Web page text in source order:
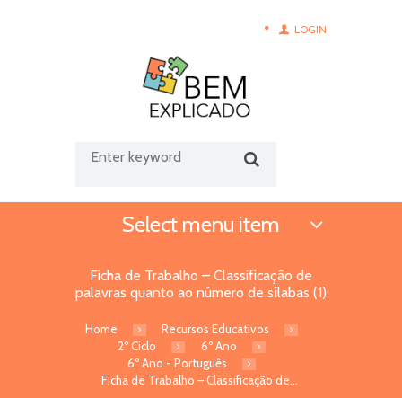
LOGIN
Select menu item
Ficha de Trabalho – Classificação de
palavras quanto ao número de sílabas (1)
Home
Recursos Educativos
2º Ciclo
6º Ano
6º Ano - Português
Ficha de Trabalho – Classificação de...